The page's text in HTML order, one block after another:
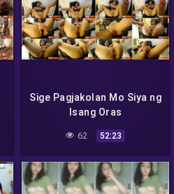
Sige Pagjakolan Mo Siya ng
Isang Oras
62 52:23